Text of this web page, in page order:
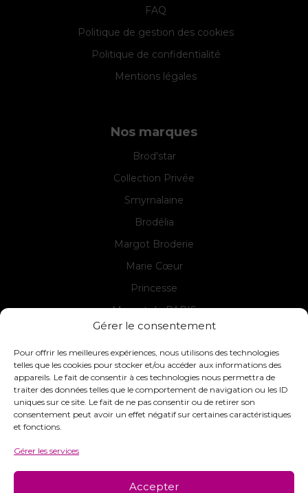
Gérer le consentement
Pour offrir les meilleures expériences, nous utilisons des technologies
telles que les cookies pour stocker et/ou accéder aux informations des
appareils. Le fait de consentir à ces technologies nous permettra de
traiter des données telles que le comportement de navigation ou les ID
uniques sur ce site. Le fait de ne pas consentir ou de retirer son
consentement peut avoir un effet négatif sur certaines caractéristiques
et fonctions.
Gérer les services
Accepter
FAQ
Politique de gestion des cookies
Politique de confidentialité
Mentions légales
Nos marques
Brod'star
Collection Privée
Smyrnalaine
Brodélia
Margot Broderie
Marie Cœur
Princesse
Margot de PARIS
Seg de PARIS
Contact
INTERSTISS